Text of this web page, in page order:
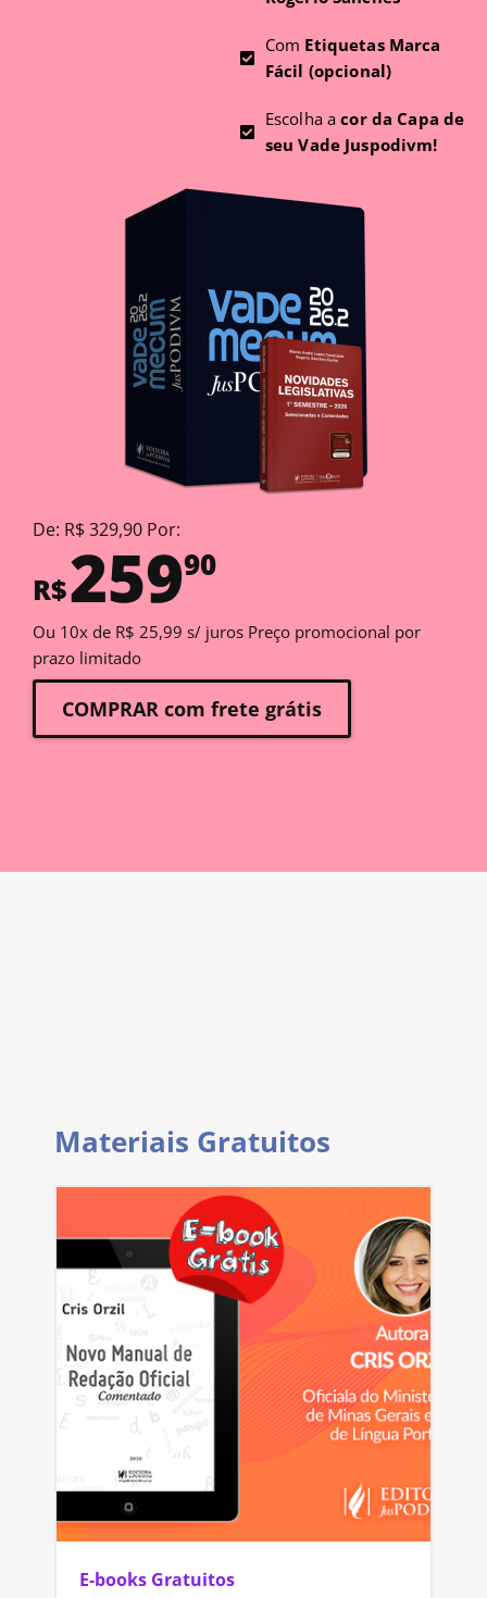
Com Etiquetas Marca
Fácil (opcional)
Escolha acor da Capa de
seu Vade Juspodivm!
De: R$ 329,90 Por:
R$25990
Ou 10x de R$ 25,99 s/ juros Preço promocional por
prazo limitado
COMPRAR com frete grátis
Materiais Gratuitos
E-books Gratuitos